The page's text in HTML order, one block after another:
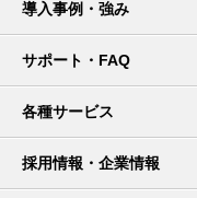
導入事例・強み
サポート・FAQ
各種サービス
採用情報・企業情報